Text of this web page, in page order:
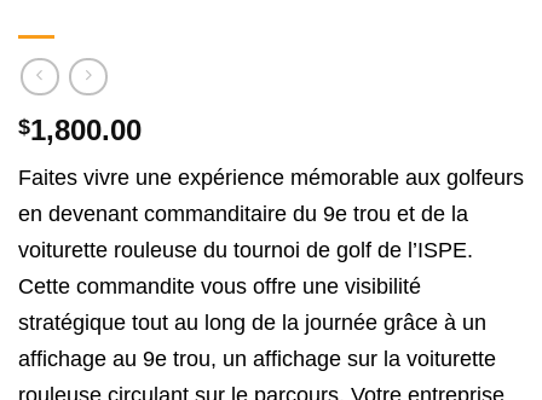
$1,800.00
Faites vivre une expérience mémorable aux golfeurs
en devenant commanditaire du 9e trou et de la
voiturette rouleuse du tournoi de golf de l’ISPE.
Cette commandite vous offre une visibilité
stratégique tout au long de la journée grâce à un
affichage au 9e trou, un affichage sur la voiturette